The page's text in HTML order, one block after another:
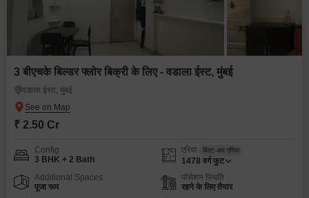
3 बीएचके बिल्डर फ्लोर बिक्री के लिए - वडाला ईस्ट, मुंबई
वडाला ईस्ट, मुंबई
₹ 2.50 Cr
Config
3 BHK + 2 Bath
एरिया बिल्ट-अप एरिया
1478 वर्ग फुट
Additional Spaces
पूजा रूम
पॉसेशन स्थिति
रहने के लिए तैयार